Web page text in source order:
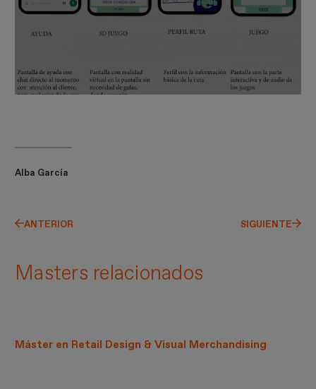
Alba García
ANTERIOR SIGUIENTE
Masters relacionados
Máster en Retail Design & Visual Merchandising